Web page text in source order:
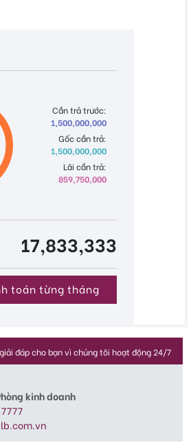
Cần trả trước:
1,500,000,000
Gốc cần trả:
1,500,000,000
Lãi cần trả:
859,750,000
17,833,333
toán từng tháng
đáp cho bạn vì chúng tôi hoạt động 24/7
kinh doanh